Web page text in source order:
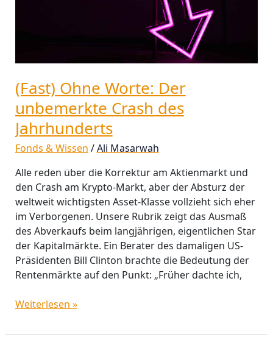
(Fast) Ohne Worte: Der
unbemerkte Crash des
Jahrhunderts
Fonds & Wissen /Ali Masarwah
Alle reden über die Korrektur am Aktienmarkt und
den Crash am Krypto-Markt, aber der Absturz der
weltweit wichtigsten Asset-Klasse vollzieht sich eher
im Verborgenen. Unsere Rubrik zeigt das Ausmaß
des Abverkaufs beim langjährigen, eigentlichen Star
der Kapitalmärkte. Ein Berater des damaligen US-
Präsidenten Bill Clinton brachte die Bedeutung der
Rentenmärkte auf den Punkt: „Früher dachte ich,
Weiterlesen »